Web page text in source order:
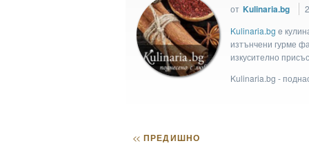
от Kulinaria.bg
Kulinaria.bg e
изтънчени гурме
изкусително
Kulinaria.bg -
<< ПРЕДИШНО